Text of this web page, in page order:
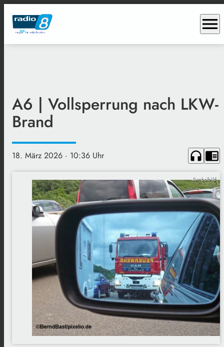
menu
A6 | Vollsperrung nach LKW-
Brand
18. März 2026 · 10:36 Uhr headphones chrome_reader_mode
Symbolbild